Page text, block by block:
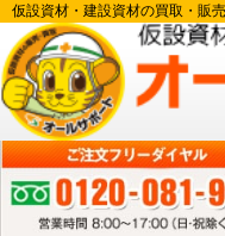
仮設資材・建設資材の買取・販